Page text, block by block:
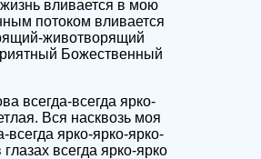
вливается в мою
потоком вливается
животворящий
Божественный
всегда-всегда ярко-
Вся насквозь моя
всегда ярко-ярко-ярко-
всегда ярко-ярко